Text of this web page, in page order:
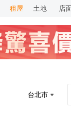
租屋 土地 店
台北市